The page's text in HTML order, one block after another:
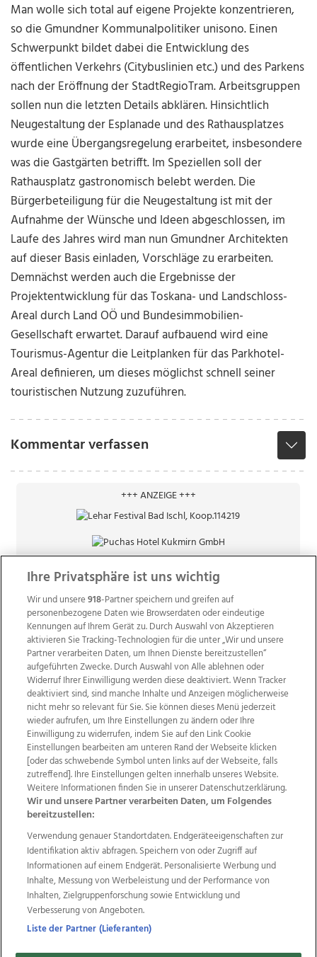
Man wolle sich total auf eigene Projekte konzentrieren,
so die Gmundner Kommunalpolitiker unisono. Einen
Schwerpunkt bildet dabei die Entwicklung des
öffentlichen Verkehrs (Citybuslinien etc.) und des Parkens
nach der Eröffnung der StadtRegioTram. Arbeitsgruppen
sollen nun die letzten Details abklären. Hinsichtlich
Neugestaltung der Esplanade und des Rathausplatzes
wurde eine Übergangsregelung erarbeitet, insbesondere
was die Gastgärten betrifft. Im Speziellen soll der
Rathausplatz gastronomisch belebt werden. Die
Bürgerbeteiligung für die Neugestaltung ist mit der
Aufnahme der Wünsche und Ideen abgeschlossen, im
Laufe des Jahres wird man nun Gmundner Architekten
auf dieser Basis einladen, Vorschläge zu erarbeiten.
Demnächst werden auch die Ergebnisse der
Projektentwicklung für das Toskana- und Landschloss-
Areal durch Land OÖ und Bundesimmobilien-
Gesellschaft erwartet. Darauf aufbauend wird eine
Tourismus-Agentur die Leitplanken für das Parkhotel-
Areal definieren, um dieses möglichst schnell seiner
touristischen Nutzung zuzuführen.
Kommentar verfassen
+++ ANZEIGE +++
Wir über uns Mediadaten Kontakt
Jobs
Datenschutz
Impressum
AGB Anzeigekunden
AGB Website
Ehrenkodex Politische Werbung
Weitere Angebote des Medienhauses Wimmer
TV1 di-mog-i.at OÖNow
Ischler Woche
Life Radio
OÖNachrichten
OÖN Immobilien
OÖN Karriere
OÖN Reise
Promenaden Galerien
Regionaljobs
wasistlos.at
Ihre Privatsphäre ist uns wichtig
Wir und unsere918-Partner speichern und greifen auf
personenbezogene Daten wie Browserdaten oder eindeutige
Kennungen auf Ihrem Gerät zu. Durch Auswahl von Akzeptieren
aktivieren Sie Tracking-Technologien für die unter „Wir und unsere
Partner verarbeiten Daten, um Ihnen Dienste bereitzustellen“
aufgeführten Zwecke. Durch Auswahl von Alle ablehnen oder
Widerruf Ihrer Einwilligung werden diese deaktiviert. Wenn Tracker
deaktiviert sind, sind manche Inhalte und Anzeigen möglicherweise
nicht mehr so relevant für Sie. Sie können dieses Menü jederzeit
wieder aufrufen, um Ihre Einstellungen zu ändern oder Ihre
Einwilligung zu widerrufen, indem Sie auf den Link Cookie
Einstellungen bearbeiten am unteren Rand der Webseite klicken
[oder das schwebende Symbol unten links auf der Webseite, falls
zutreffend]. Ihre Einstellungen gelten innerhalb unseres Website.
Weitere Informationen finden Sie in unserer Datenschutzerklärung.
Wir und unsere Partner verarbeiten Daten, um Folgendes
bereitzustellen:
Verwendung genauer Standortdaten. Endgeräteeigenschaften zur
Identifikation aktiv abfragen. Speichern von oder Zugriff auf
Informationen auf einem Endgerät. Personalisierte Werbung und
Inhalte, Messung von Werbeleistung und der Performance von
Inhalten, Zielgruppenforschung sowie Entwicklung und
Verbesserung von Angeboten.
Liste der Partner (Lieferanten)